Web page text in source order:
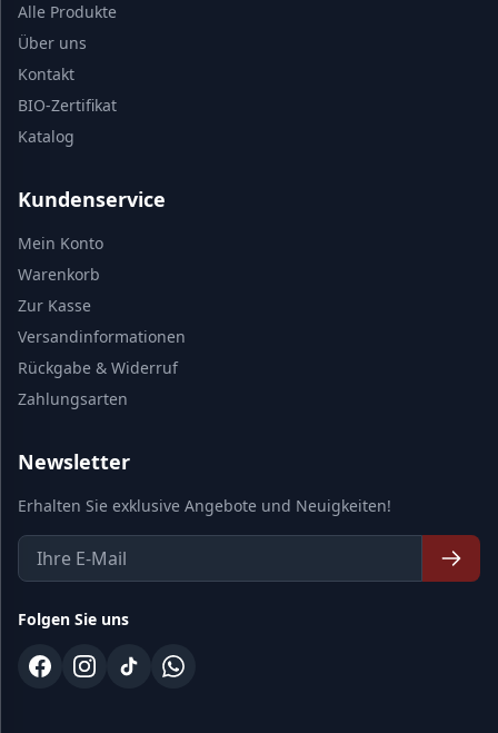
Alle Produkte
Über uns
Kontakt
BIO-Zertifikat
Katalog
Kundenservice
Mein Konto
Warenkorb
Zur Kasse
Versandinformationen
Rückgabe & Widerruf
Zahlungsarten
Newsletter
Erhalten Sie exklusive Angebote und Neuigkeiten!
Folgen Sie uns